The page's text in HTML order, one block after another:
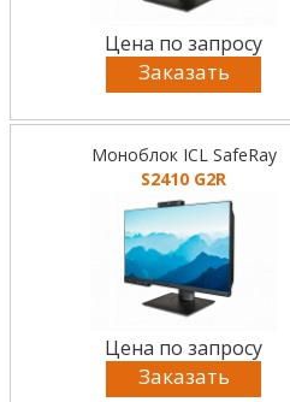
Цена по запросу
Заказать
Моноблок ICL SafeRay
S2410 G2R
Цена по запросу
Заказать